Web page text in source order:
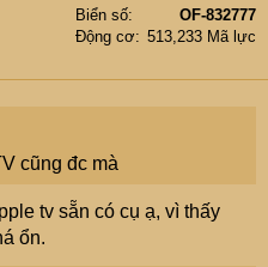
Biển số
OF-832777
Động cơ
513,233 Mã lực
cũng đc mà
tv sẵn có cụ ạ, vì thấy
ổn.